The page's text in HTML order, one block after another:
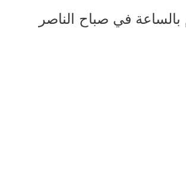
في صباح الناصر